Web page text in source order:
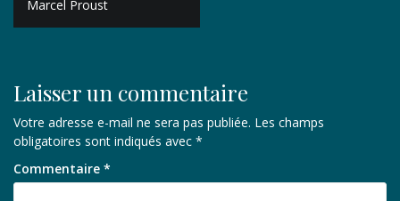
l’article
Marcel Proust
Laisser un commentaire
Votre adresse e-mail ne sera pas publiée. Les champs
obligatoires sont indiqués avec *
Commentaire *